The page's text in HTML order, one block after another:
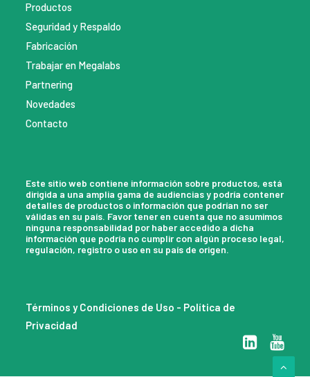
Productos
Seguridad y Respaldo
Fabricación
Trabajar en Megalabs
Partnering
Novedades
Contacto
Este sitio web contiene información sobre productos, está
dirigida a una amplia gama de audiencias y podría contener
detalles de productos o información que podrían no ser
válidas en su país. Favor tener en cuenta que no asumimos
ninguna responsabilidad por haber accedido a dicha
información que podría no cumplir con algún proceso legal,
regulación, registro o uso en su país de origen.
Términos y Condiciones de Uso - Política de
Privacidad